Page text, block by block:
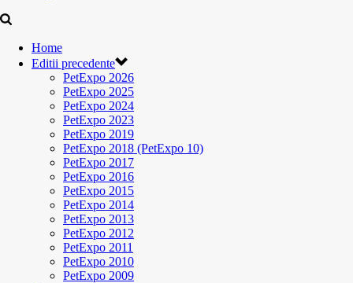
Home
Editii precedente
PetExpo 2026
PetExpo 2025
PetExpo 2024
PetExpo 2023
PetExpo 2019
PetExpo 2018 (PetExpo 10)
PetExpo 2017
PetExpo 2016
PetExpo 2015
PetExpo 2014
PetExpo 2013
PetExpo 2012
PetExpo 2011
PetExpo 2010
PetExpo 2009